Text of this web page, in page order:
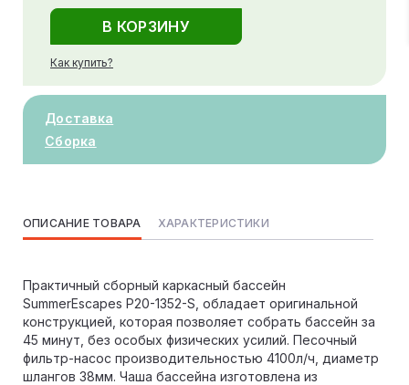
В КОРЗИНУ
Как купить?
Доставка
Сборка
ОПИСАНИЕ ТОВАРА ХАРАКТЕРИСТИКИ
Практичный сборный каркасный бассейн
SummerEscapes Р20-1352-S, обладает оригинальной
конструкцией, которая позволяет собрать бассейн за
45 минут, без особых физических усилий. Песочный
фильтр-насос производительностью 4100л/ч, диаметр
шлангов 38мм. Чаша бассейна изготовлена из